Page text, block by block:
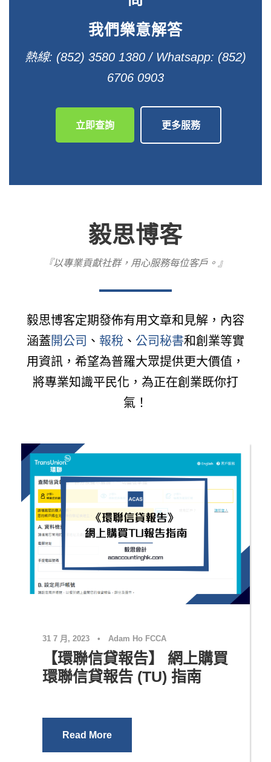
我們樂意解答
熱線: (852) 3580 1380 / Whatsapp: (852)
6706 0903
立即查詢 更多服務
毅思博客
『以專業貢獻社群，用心服務每位客戶。』
毅思博客定期發佈有用文章和見解，內容
涵蓋開公司 、 報稅 、 公司秘書和創業等實
用資訊，希望為普羅大眾提供更大價值，
將專業知識平民化，為正在創業既你打
氣！
31 7 月, 2023 • Adam Ho FCCA
【環聯信貸報告】 網上購買
環聯信貸報告 (TU) 指南
Read More